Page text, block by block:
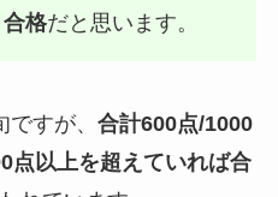
格だと思います。
すが、 合計600点/1000
点以上を超えていれば合